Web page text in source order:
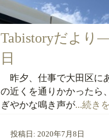
Tabistoryだより
日
昨夕、仕事で大田区に
の近くを通りかかったら
ぎやかな鳴き声が...続き
投稿日: 2020年7月8日